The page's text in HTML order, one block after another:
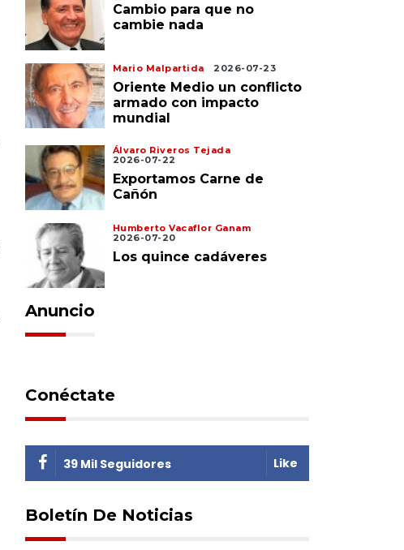
Cambio para que no
cambie nada
Mario Malpartida 2026-07-23
Oriente Medio un conflicto
armado con impacto
mundial
Álvaro Riveros Tejada
2026-07-22
Exportamos Carne de
Cañón
Humberto Vacaflor Ganam
2026-07-20
Los quince cadáveres
Anuncio
Conéctate
39 Mil Seguidores Like
Boletín De Noticias